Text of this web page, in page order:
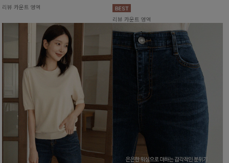
리뷰 카운트 영역
리뷰 카운트 영역